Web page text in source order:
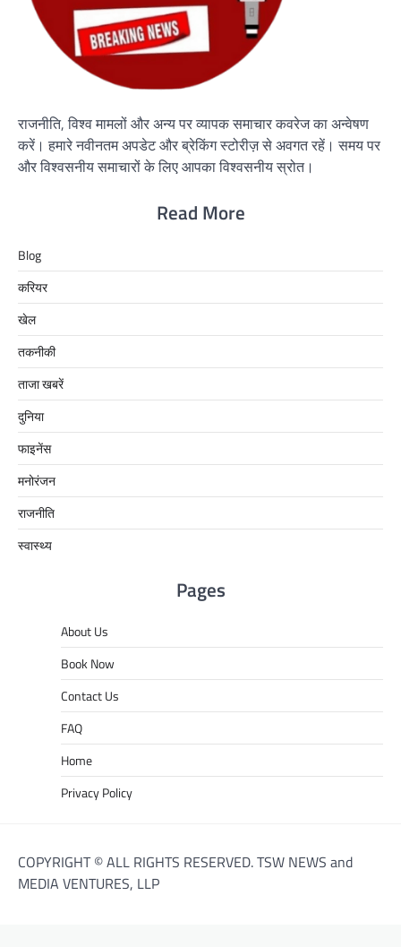
राजनीति, विश्व मामलों और अन्य पर व्यापक समाचार कवरेज का अन्वेषण
करें। हमारे नवीनतम अपडेट और ब्रेकिंग स्टोरीज़ से अवगत रहें। समय पर
और विश्वसनीय समाचारों के लिए आपका विश्वसनीय स्रोत।
Read More
Blog
करियर
खेल
तकनीकी
ताजा खबरें
दुनिया
फाइनेंस
मनोरंजन
राजनीति
स्वास्थ्य
Pages
About Us
Book Now
Contact Us
FAQ
Home
Privacy Policy
COPYRIGHT © ALL RIGHTS RESERVED. TSW NEWS and
MEDIA VENTURES, LLP